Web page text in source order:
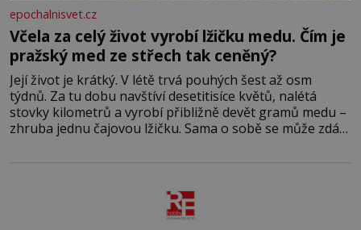
epochalnisvet.cz
Včela za celý život vyrobí lžičku medu. Čím je
pražský med ze střech tak ceněný?
Její život je krátký. V létě trvá pouhých šest až osm
týdnů. Za tu dobu navštíví desetitisíce květů, nalétá
stovky kilometrů a vyrobí přibližně devět gramů medu –
zhruba jednu čajovou lžičku. Sama o sobě se může zdát